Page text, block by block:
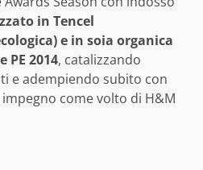
in Tencel
e in soia organica
PE 2014, catalizzando
e adempiendo subito con
come volto di H&M